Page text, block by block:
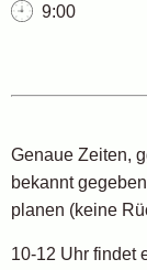
9:00
Genaue Zeiten,
bekannt
planen (keine
10-12 Uhr findet